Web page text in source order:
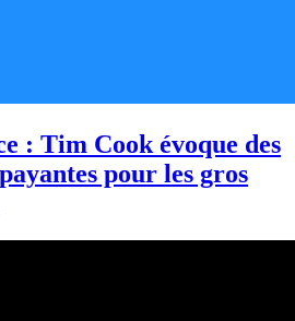
: Tim Cook évoque des
pour les gros